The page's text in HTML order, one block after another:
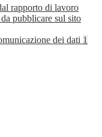
rapporto di lavoro
pubblicare sul sito
dei dati 1